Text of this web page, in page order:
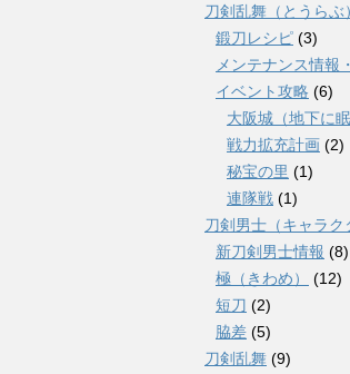
刀剣乱舞（とうらぶ
鍛刀レシピ (3)
メンテナンス情報
イベント攻略 (6)
大阪城（地下に
戦力拡充計画 (2)
秘宝の里 (1)
連隊戦 (1)
刀剣男士（キャラク
新刀剣男士情報 (8)
極（きわめ）
(12)
短刀 (2)
脇差 (5)
刀剣乱舞 (9)